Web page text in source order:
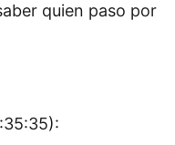
quien paso por